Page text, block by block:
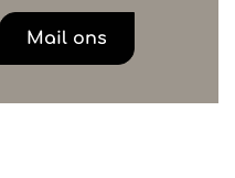
Mail ons